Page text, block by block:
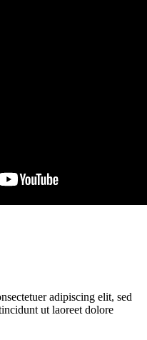
adipiscing elit, sed
ut laoreet dolore